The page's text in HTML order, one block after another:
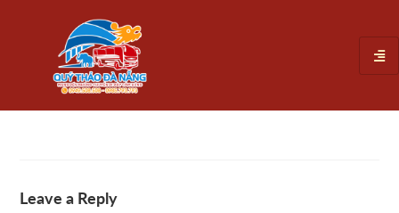
Leave a Reply